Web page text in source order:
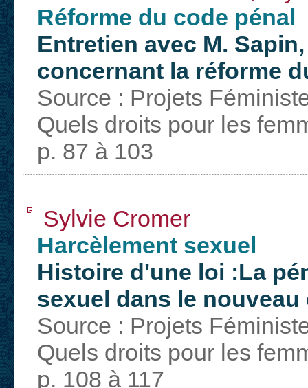
Réforme du code pénal
Entretien avec M.
concernant la réforme
Source : Projets
Quels droits pour les
p. 87 à 103
Sylvie Cromer
Harcèlement sexuel
Histoire d'une loi :La
sexuel dans le nouveau
Source : Projets
Quels droits pour les
p. 108 à 117